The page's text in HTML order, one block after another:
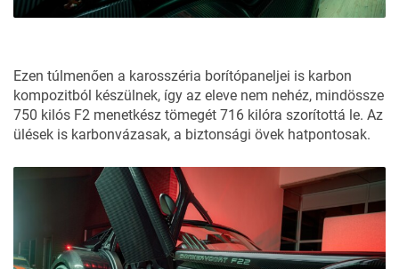
Ezen túlmenően a karosszéria borítópaneljei is karbon
kompozitból készülnek, így az eleve nem nehéz, mindössze
750 kilós F2 menetkész tömegét 716 kilóra szorítottá le. Az
ülések is karbonvázasak, a biztonsági övek hatpontosak.